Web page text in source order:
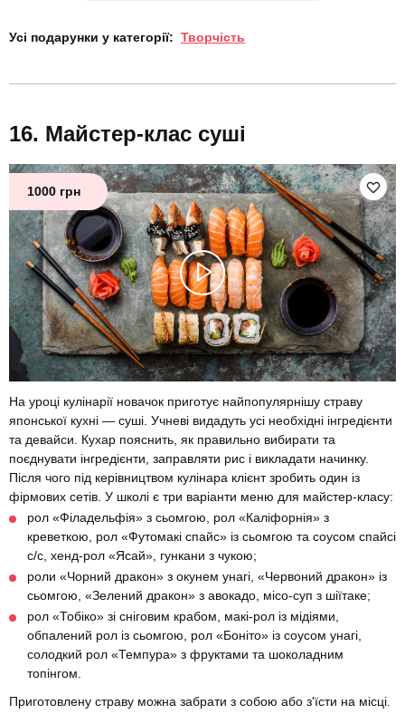
Усі подарунки у категорії: Творчість
Майстер-клас суші
1000 грн
На уроці кулінарії новачок приготує найпопулярнішу страву
японської кухні — суші. Учневі видадуть усі необхідні інгредієнти
та девайси. Кухар пояснить, як правильно вибирати та
поєднувати інгредієнти, заправляти рис і викладати начинку.
Після чого під керівництвом кулінара клієнт зробить один із
фірмових сетів. У школі є три варіанти меню для майстер-класу:
рол «Філадельфія» з сьомгою, рол «Каліфорнія» з
креветкою, рол «Футомакі спайс» із сьомгою та соусом спайсі
с/с, хенд-рол «Ясай», гункани з чукою;
роли «Чорний дракон» з окунем унагі, «Червоний дракон» із
сьомгою, «Зелений дракон» з авокадо, місо-суп з шіїтаке;
рол «Тобіко» зі сніговим крабом, макі-рол із мідіями,
обпалений рол із сьомгою, рол «Боніто» із соусом унагі,
солодкий рол «Темпура» з фруктами та шоколадним
топінгом.
Приготовлену страву можна забрати з собою або з'їсти на місці.